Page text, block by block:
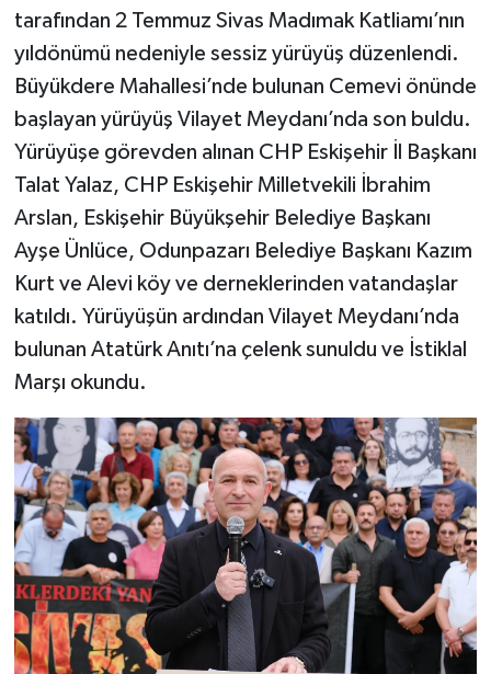
tarafından 2 Temmuz Sivas Madımak Katliamı’nın
yıldönümü nedeniyle sessiz yürüyüş düzenlendi.
Büyükdere Mahallesi’nde bulunan Cemevi önünde
başlayan yürüyüş Vilayet Meydanı’nda son buldu.
Yürüyüşe görevden alınan CHP Eskişehir İl Başkanı
Talat Yalaz, CHP Eskişehir Milletvekili İbrahim
Arslan, Eskişehir Büyükşehir Belediye Başkanı
Ayşe Ünlüce, Odunpazarı Belediye Başkanı Kazım
Kurt ve Alevi köy ve derneklerinden vatandaşlar
katıldı. Yürüyüşün ardından Vilayet Meydanı’nda
bulunan Atatürk Anıtı’na çelenk sunuldu ve İstiklal
Marşı okundu.